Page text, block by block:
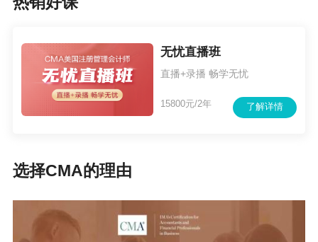
科目所涉及的考查内容，与CMA考试内容有很大
的重合。另外，中级会计实务中第二部分关于资
产、负债、所有者权益和利润的具体会计核算，
无忧直播班
直播+录播 畅学无忧
了解详情
15800元/2年
选择CMA的理由